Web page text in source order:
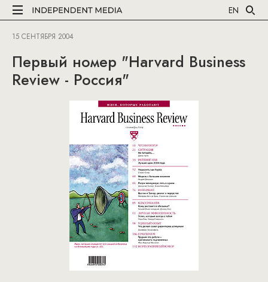
EN
15 СЕНТЯБРЯ 2004
Первый номер "Harvard Business
Review - Россия"